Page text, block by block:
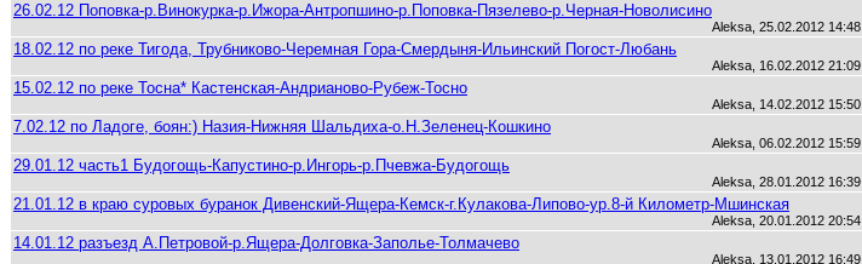
26.02.12 Поповка-р.Винокурка-р.Ижора-Антропшино-р.Поповка-Пязелево-р.Черная-Новолисино
Aleksa, 25.02.2012 14:48
18.02.12 по реке Тигода, Трубниково-Черемная Гора-Смердыня-Ильинский Погост-Любань
Aleksa, 16.02.2012 21:09
15.02.12 по реке Тосна* Кастенская-Андрианово-Рубеж-Тосно
Aleksa, 14.02.2012 15:50
7.02.12 по Ладоге, боян:) Назия-Нижняя Шальдиха-о.Н.Зеленец-Кошкино
Aleksa, 06.02.2012 15:59
29.01.12 часть1 Будогощь-Капустино-р.Ингорь-р.Пчевжа-Будогощь
Aleksa, 28.01.2012 16:39
21.01.12 в краю суровых буранок Дивенский-Ящера-Кемск-г.Кулакова-Липово-ур.8-й Километр-Мшинская
Aleksa, 20.01.2012 20:54
14.01.12 разъезд А.Петровой-р.Ящера-Долговка-Заполье-Толмачево
Aleksa, 13.01.2012 16:49